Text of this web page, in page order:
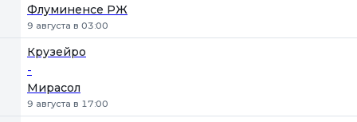
Флуминенсе РЖ
9 августа в 03:00
Крузейро
-
Мирасол
9 августа в 17:00